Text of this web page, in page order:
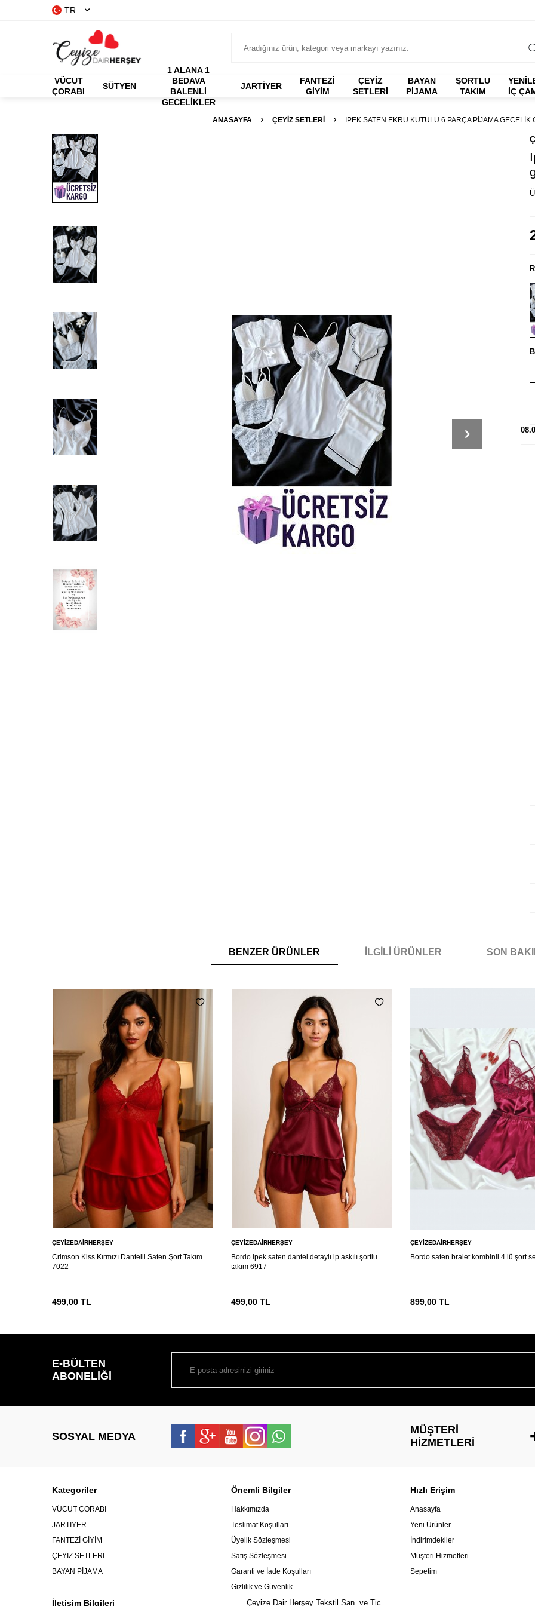
TR
VÜCUT
ÇORABI
SÜTYEN
1 ALANA 1
BEDAVA
BALENLI
GECELIKLER
JARTİYER
FANTEZI
GIYIM
ÇEYİZ
SETLERİ
BAYAN
PİJAMA
ŞORTLU
TAKIM
İÇ
ANASAYFA ÇEYİZ SETLERİ IPEK SATEN EKRU KUTULU 6 PARÇA PIJAMA GECELIK
BENZER ÜRÜNLER İLGILI ÜRÜNLER SON
ÇEYIZEDAIRHERŞEY
Crimson Kiss Kırmızı Dantelli Saten Şort Takım
7022
499,00 TL
ÇEYIZEDAIRHERŞEY
Bordo ipek saten dantel detaylı ip askılı şortlu
takım 6917
499,00 TL
ÇEYIZEDAIRHERŞEY
Bordo saten bralet kombinli 4 lü şort
899,00 TL
E-BÜLTEN
ABONELIĞI
SOSYAL MEDYA
MÜŞTERI
HIZMETLERI
Kategoriler
VÜCUT ÇORABI
JARTİYER
FANTEZİ GİYİM
ÇEYİZ SETLERİ
BAYAN PİJAMA
Önemli Bilgiler
Hakkımızda
Teslimat Koşulları
Üyelik Sözleşmesi
Satış Sözleşmesi
Garanti ve İade Koşulları
Gizlilik ve Güvenlik
Hızlı Erişim
Anasayfa
Yeni Ürünler
İndirimdekiler
Müşteri Hizmetleri
Sepetim
İletişim Bilgileri Çeyize Dair Herşey Tekstil San. ve Tic.